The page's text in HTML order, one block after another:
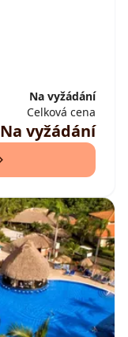
Na vyžádání
Celková cena
Na vyžádání